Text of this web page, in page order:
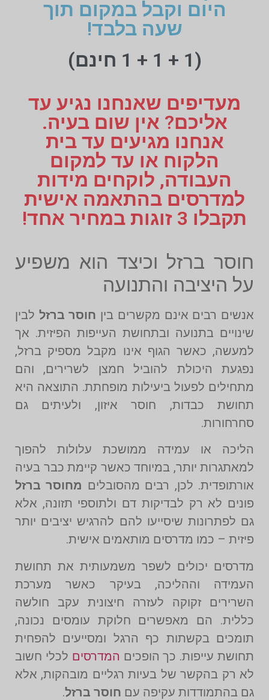
היום וקבל במקום תוך
שעה בלבד!
(1 + 1 + 1 חינם)
מעדיפים שאנחנו נגיע עד
אליכם? אין שום בעיה.
אנחנו מגיעים עד בית
הלקוח או עד למקום
העבודה, לוקחים מידות
למדרסים בהתאמה אישית
תקבלו 3 זוגות במחיר אחד!
חוסר ברזל וכיצד הוא משפיע
על היציבה והתנועה
אנשים רבים אינם מקשרים בין חוסר ברזל לבין
שינויים בתנועה ובתחושת העייפות הפיזית. אך
למעשה, כאשר הגוף אינו מקבל מספיק ברזל,
נפגעת היכולת להוביל חמצן לשרירים, והם
מתחילים לפעול ביעילות מופחתת. התוצאה היא
תחושת כבדות, חוסר איזון, ולעיתים גם
סחרחורות.
הליכה או עמידה ממושכת עלולות להפוך
למאתגרות יותר, במיוחד כאשר קיימת כבר בעיה
אורתופדית. לכן, רבים מהסובלים מחוסר ברזל
פונים לא רק לבדיקות דם ולתוספי תזונה, אלא
גם לפתרונות שיסייעו להם להרגיש יציבים יותר
פיזית – כמו מדרסים מותאמים אישית.
מדרסים יכולים לשפר משמעותית את תחושת
העמידה וההליכה, בעיקר כאשר מערכת
השרירים זקוקה לעזרה חיצונית עקב חולשה
כללית. הם מאפשרים חלוקת עומסים נכונה,
תומכים בקשתות כף הרגל ומסייעים להפחית
תחושת עייפות. כך הופכים המדרסים לכלי חשוב
לא רק בהקשר של בעיות רגליים מובהקות, אלא
גם בהתמודדות עקיפה עם חוסר ברזל.